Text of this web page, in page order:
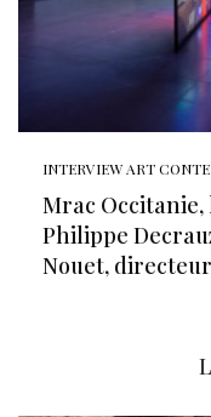
INTERVIEW ART
Mrac Occitanie,
Philippe
Nouet, directeur